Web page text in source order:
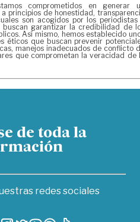
comprometidos en generar
principios de honestidad,
son acogidos por los periodistas
garantizar la credibilidad de
Así mismo, hemos establecido
éticos que buscan prevenir
manejos inadecuados de conflicto
que comprometan la veracidad de
de toda la
redes sociales